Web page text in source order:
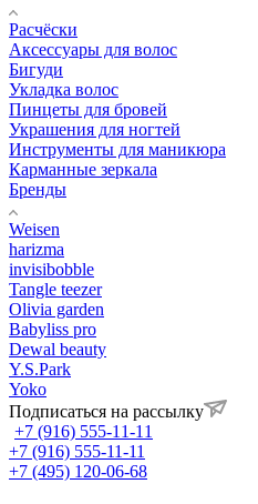
Расчёски
Аксессуары для волос
Бигуди
Укладка волос
Пинцеты для бровей
Украшения для ногтей
Инструменты для маникюра
Карманные зеркала
Бренды
Weisen
harizma
invisibobble
Tangle teezer
Olivia garden
Babyliss pro
Dewal beauty
Y.S.Park
Yoko
Подписаться на рассылку
+7 (916) 555-11-11
+7 (916) 555-11-11
+7 (495) 120-06-68